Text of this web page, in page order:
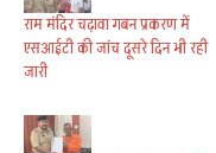
राम मंदिर चढ़ावा गबन प्रकरण में
एसआईटी की जांच दूसरे दिन भी रही
जारी